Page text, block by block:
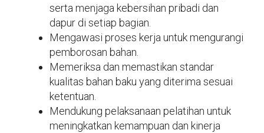
serta menjaga kebersihan pribadi dan
dapur di setiap bagian.
Mengawasi proses kerja untuk mengurangi
pemborosan bahan.
Memeriksa dan memastikan standar
kualitas bahan baku yang diterima sesuai
ketentuan.
Mendukung pelaksanaan pelatihan untuk
meningkatkan kemampuan dan kinerja